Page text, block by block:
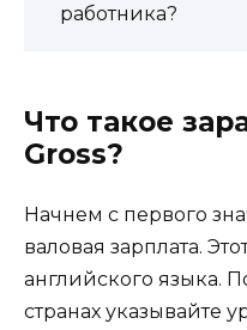
работника?
Что такое
Gross?
Начнем с первого
валовая зарплата.
английского языка.
странах указывайте